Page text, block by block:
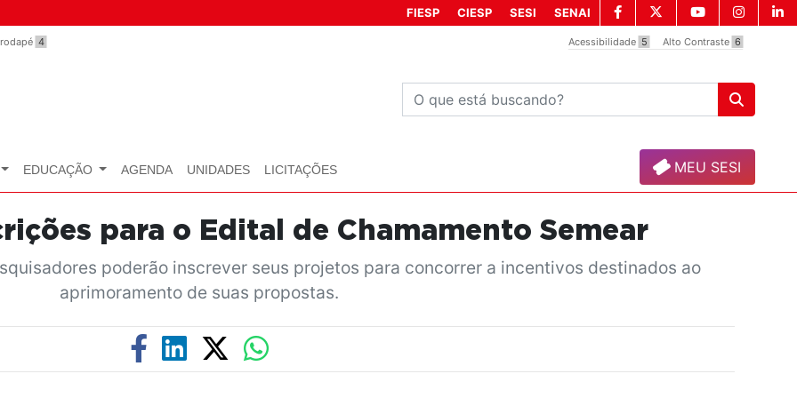
4 Acessibilidade 5 Alto Contraste 6
FIESP CIESP SESI SENAI
EDUCAÇÃO AGENDA UNIDADES LICITAÇÕES MEU SESI
para o Edital de Chamamento Semear
poderão inscrever seus projetos para concorrer a incentivos destinados ao
aprimoramento de suas propostas.